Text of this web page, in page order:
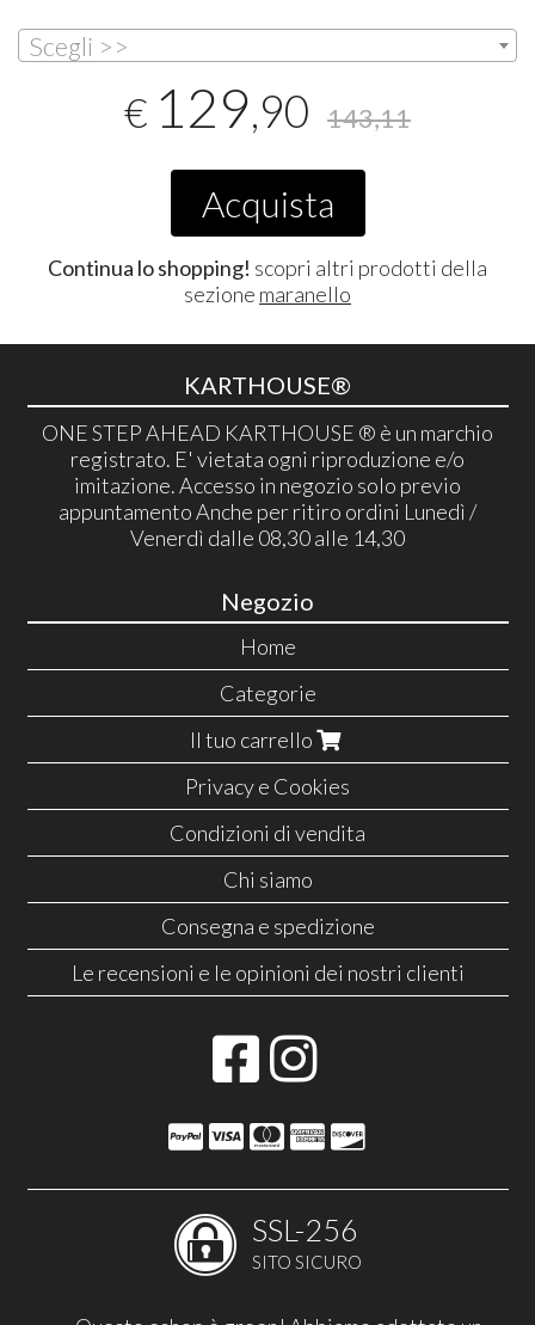
Scegli >>
€ 129,90 143,11
Acquista
Continua lo shopping! scopri altri prodotti della
sezione maranello
KARTHOUSE®
ONE STEP AHEAD KARTHOUSE ® è un marchio
registrato. E' vietata ogni riproduzione e/o
imitazione. Accesso in negozio solo previo
appuntamento Anche per ritiro ordini Lunedì /
Venerdì dalle 08,30 alle 14,30
Negozio
Home
Categorie
Il tuo carrello
Privacy e Cookies
Condizioni di vendita
Chi siamo
Consegna e spedizione
Le recensioni e le opinioni dei nostri clienti
SSL-256
SITO SICURO